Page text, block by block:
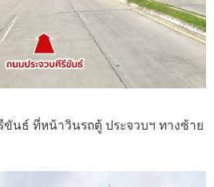
ขันธ์ ที่หน้าวินรถตู้ ประจวบฯ ทางซ้าย